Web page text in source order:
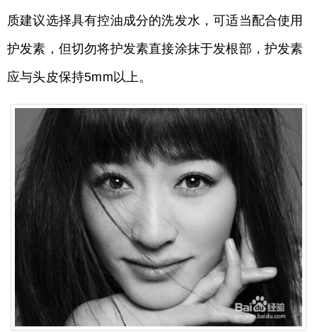
质建议选择具有控油成分的洗发水，可适当配合使用
护发素，但切勿将护发素直接涂抹于发根部，护发素
应与头皮保持5mm以上。